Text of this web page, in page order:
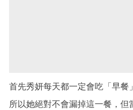
首先秀妍每天都一定會吃「早餐
所以她絕對不會漏掉這一餐，但